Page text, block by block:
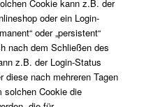
Cookie kann z.B. der
oder ein Login-
oder „persistent“
nach dem Schließen des
z.B. der Login-Status
diese nach mehreren Tagen
solchen Cookie die